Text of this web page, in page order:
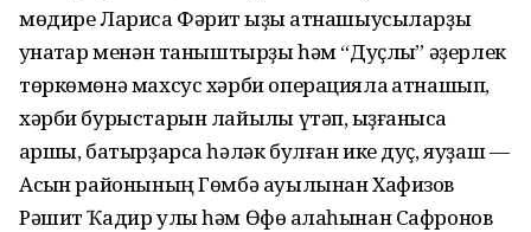
мөдире Лариса Фәрит ҡыҙы ҡатнашыусыларҙы
ҡунаҡтар менән таныштырҙы һәм “Дуҫлыҡ” әҙерлек
төркөмөнә махсус хәрби операцияла ҡатнашып,
хәрби бурыстарын лайыҡлы үтәп, ҡыҙғанысҡа
ҡаршы, батырҙарса һәләк булған ике дуҫ, яуҙаш —
Асҡын районының Гөмбә ауылынан Хафизов
Рәшит Ҡадир улы һәм Өфө ҡалаһынан Сафронов